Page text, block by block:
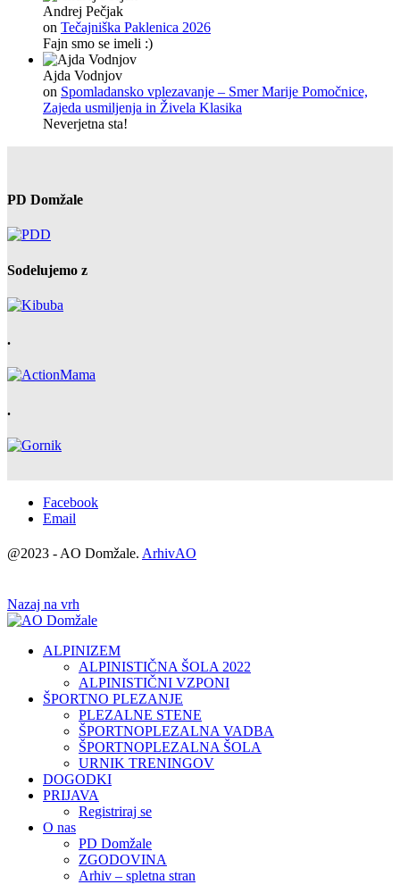
Andrej Pečjak
on Tečajniška Paklenica 2026
Fajn smo se imeli :)
Ajda Vodnjov
on Spomladansko vplezavanje – Smer Marije Pomočnice,
Zajeda usmiljenja in Živela Klasika
Neverjetna sta!
PD Domžale
Sodelujemo z
.
.
Facebook
Email
@2023 - AO Domžale. ArhivAO
Nazaj na vrh
ALPINIZEM
ALPINISTIČNA ŠOLA 2022
ALPINISTIČNI VZPONI
ŠPORTNO PLEZANJE
PLEZALNE STENE
ŠPORTNOPLEZALNA VADBA
ŠPORTNOPLEZALNA ŠOLA
URNIK TRENINGOV
DOGODKI
PRIJAVA
Registriraj se
O nas
PD Domžale
ZGODOVINA
Arhiv – spletna stran